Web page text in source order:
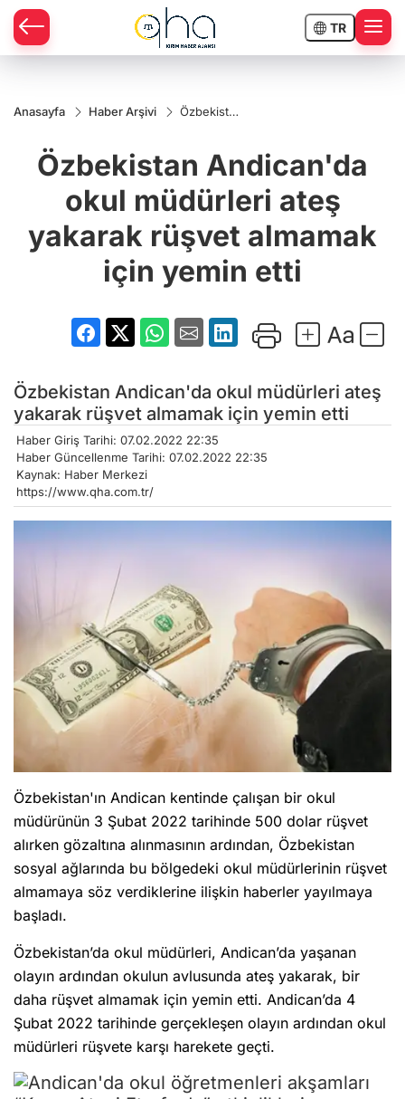
TR
Anasayfa Haber Arşivi
Özbekistan
müdürleri
ateş
rüşvet
almamak
için yemin
etti
Özbekistan Andican'da
okul müdürleri ateş
yakarak rüşvet almamak
için yemin etti
Özbekistan Andican'da okul müdürleri ateş
yakarak rüşvet almamak için yemin etti
Haber Giriş Tarihi: 07.02.2022 22:35
Haber Güncellenme Tarihi: 07.02.2022 22:35
Kaynak: Haber Merkezi
https://www.qha.com.tr/
Özbekistan'ın Andican kentinde çalışan bir okul
müdürünün 3 Şubat 2022 tarihinde 500 dolar rüşvet
alırken gözaltına alınmasının ardından, Özbekistan
sosyal ağlarında bu bölgedeki okul müdürlerinin rüşvet
almamaya söz verdiklerine ilişkin haberler yayılmaya
başladı.
Özbekistan’da okul müdürleri, Andican’da yaşanan
olayın ardından okulun avlusunda ateş yakarak, bir
daha rüşvet almamak için yemin etti. Andican’da 4
Şubat 2022 tarihinde gerçekleşen olayın ardından okul
müdürleri rüşvete karşı harekete geçti.